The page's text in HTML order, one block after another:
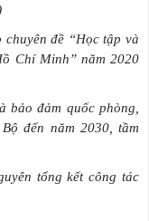
đề “Học tập và
Chí Minh” năm 2020
đảm quốc phòng,
đến năm 2030, tầm
tổng kết công tác